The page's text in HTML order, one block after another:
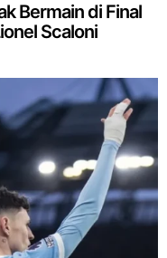
Bermain di Final
Scaloni